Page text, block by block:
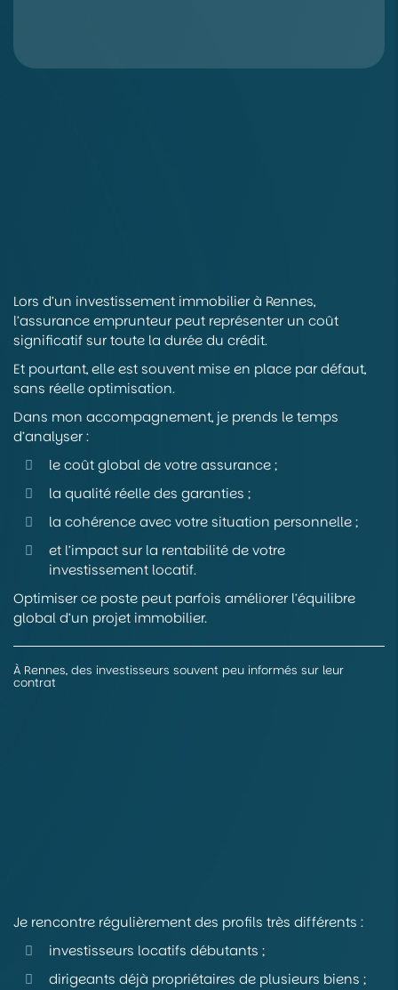
Lors d’un investissement immobilier à Rennes,
l’assurance emprunteur peut représenter un coût
significatif sur toute la durée du crédit.
Et pourtant, elle est souvent mise en place par défaut,
sans réelle optimisation.
Dans mon accompagnement, je prends le temps
d’analyser :
le coût global de votre assurance ;
la qualité réelle des garanties ;
la cohérence avec votre situation personnelle ;
et l’impact sur la rentabilité de votre
investissement locatif.
Optimiser ce poste peut parfois améliorer l’équilibre
global d’un projet immobilier.
À Rennes, des investisseurs souvent peu informés sur leur
contrat
Je rencontre régulièrement des profils très différents :
investisseurs locatifs débutants ;
dirigeants déjà propriétaires de plusieurs biens ;